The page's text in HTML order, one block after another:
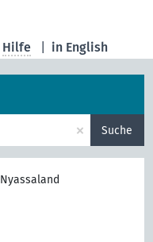
in English
Hilfe
× Suche
Nyassaland